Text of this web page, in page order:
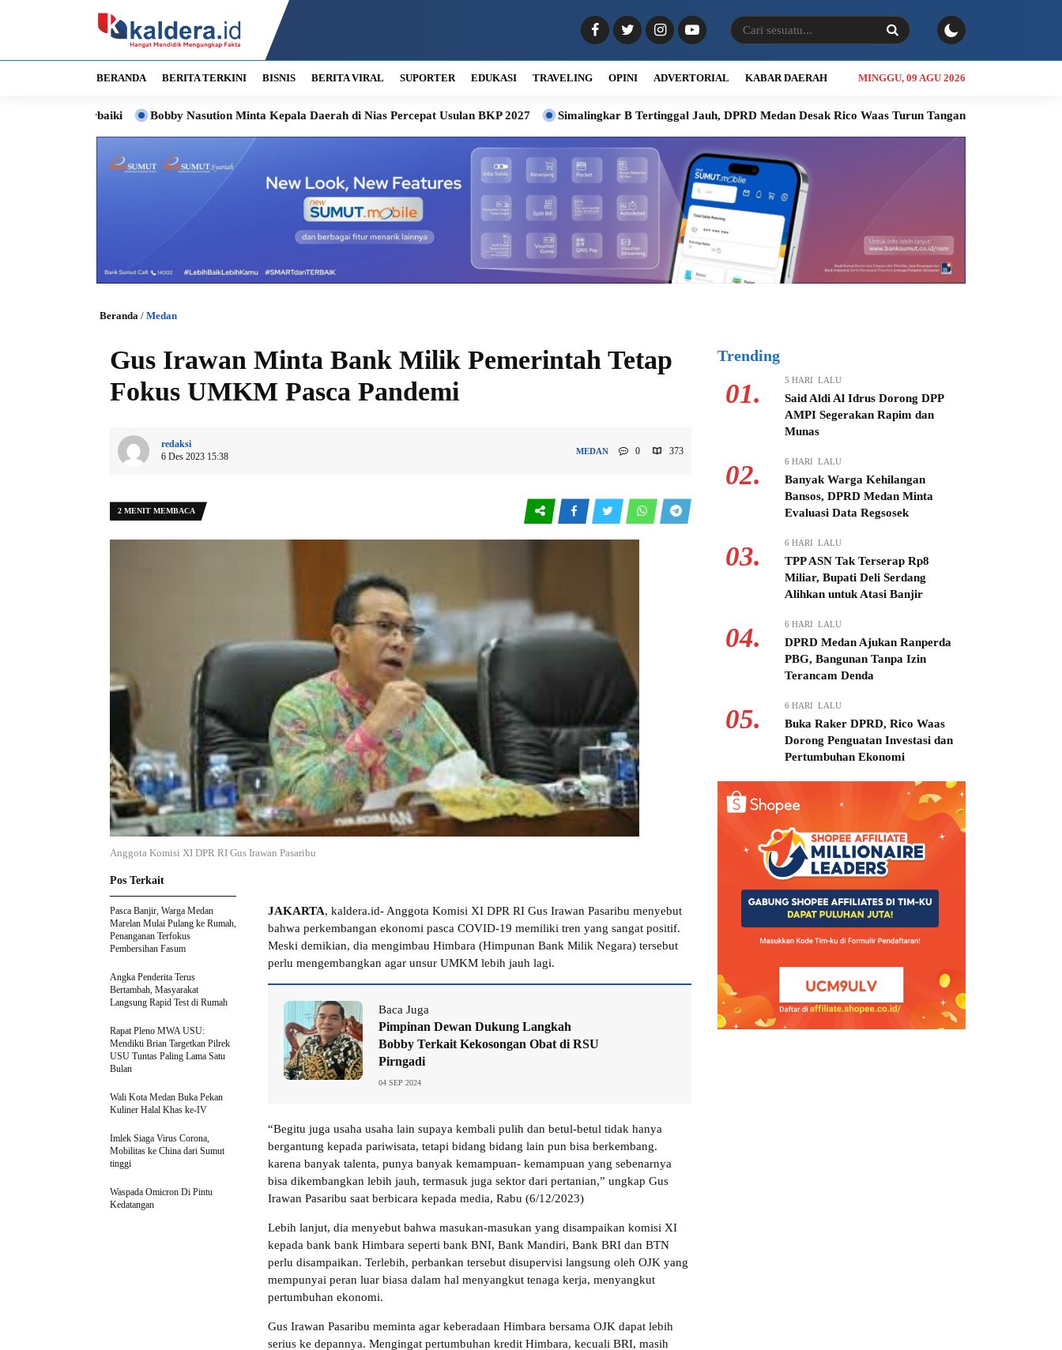
BERANDA BERITA TERKINI BISNIS BERITA VIRAL SUPORTER EDUKASI TRAVELING OPINI ADVERTORIAL KABAR DAERAH MINGGU, 09 AGU 2026
Bobby Nasution Minta Kepala Daerah di Nias Percepat Usulan BKP 2027 Simalingkar B Tertinggal Jauh, DPRD Medan Desak Rico Waas Turun Tangan Jalan Sicanang Mangkrak
Beranda / Medan
Gus Irawan Minta Bank Milik Pemerintah Tetap
Fokus UMKM Pasca Pandemi
redaksi
6 Des 2023 15:38
MEDAN 0 373
2 MENIT MEMBACA
Anggota Komisi XI DPR RI Gus Irawan Pasaribu
JAKARTA, kaldera.id- Anggota Komisi XI DPR RI Gus Irawan Pasaribu menyebut
bahwa perkembangan ekonomi pasca COVID-19 memiliki tren yang sangat positif.
Meski demikian, dia mengimbau Himbara (Himpunan Bank Milik Negara) tersebut
perlu mengembangkan agar unsur UMKM lebih jauh lagi.
Baca Juga
Pimpinan Dewan Dukung Langkah
Bobby Terkait Kekosongan Obat di RSU
Pirngadi
04 SEP 2024
“Begitu juga usaha usaha lain supaya kembali pulih dan betul-betul tidak hanya
bergantung kepada pariwisata, tetapi bidang bidang lain pun bisa berkembang.
karena banyak talenta, punya banyak kemampuan- kemampuan yang sebenarnya
bisa dikembangkan lebih jauh, termasuk juga sektor dari pertanian,” ungkap Gus
Irawan Pasaribu saat berbicara kepada media, Rabu (6/12/2023)
Lebih lanjut, dia menyebut bahwa masukan-masukan yang disampaikan komisi XI
kepada bank bank Himbara seperti bank BNI, Bank Mandiri, Bank BRI dan BTN
perlu disampaikan. Terlebih, perbankan tersebut disupervisi langsung oleh OJK yang
mempunyai peran luar biasa dalam hal menyangkut tenaga kerja, menyangkut
pertumbuhan ekonomi.
Gus Irawan Pasaribu meminta agar keberadaan Himbara bersama OJK dapat lebih
serius ke depannya. Mengingat pertumbuhan kredit Himbara, kecuali BRI, masih
Pos Terkait
Pasca Banjir, Warga Medan
Marelan Mulai Pulang ke Rumah,
Penanganan Terfokus
Pembersihan Fasum
Angka Penderita Terus
Bertambah, Masyarakat
Langsung Rapid Test di Rumah
Rapat Pleno MWA USU:
Mendikti Brian Targetkan Pilrek
USU Tuntas Paling Lama Satu
Bulan
Wali Kota Medan Buka Pekan
Kuliner Halal Khas ke-IV
Imlek Siaga Virus Corona,
Mobilitas ke China dari Sumut
tinggi
Waspada Omicron Di Pintu
Kedatangan
Trending
01. 5 HARI LALU
Said Aldi Al Idrus Dorong DPP
AMPI Segerakan Rapim dan
Munas
02. 6 HARI LALU
Banyak Warga Kehilangan
Bansos, DPRD Medan Minta
Evaluasi Data Regsosek
03. 6 HARI LALU
TPP ASN Tak Terserap Rp8
Miliar, Bupati Deli Serdang
Alihkan untuk Atasi Banjir
04. 6 HARI LALU
DPRD Medan Ajukan Ranperda
PBG, Bangunan Tanpa Izin
Terancam Denda
05. 6 HARI LALU
Buka Raker DPRD, Rico Waas
Dorong Penguatan Investasi dan
Pertumbuhan Ekonomi